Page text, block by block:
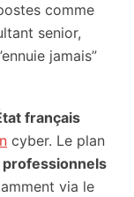
comme
senior,
jamais”
français
cyber. Le plan
via le